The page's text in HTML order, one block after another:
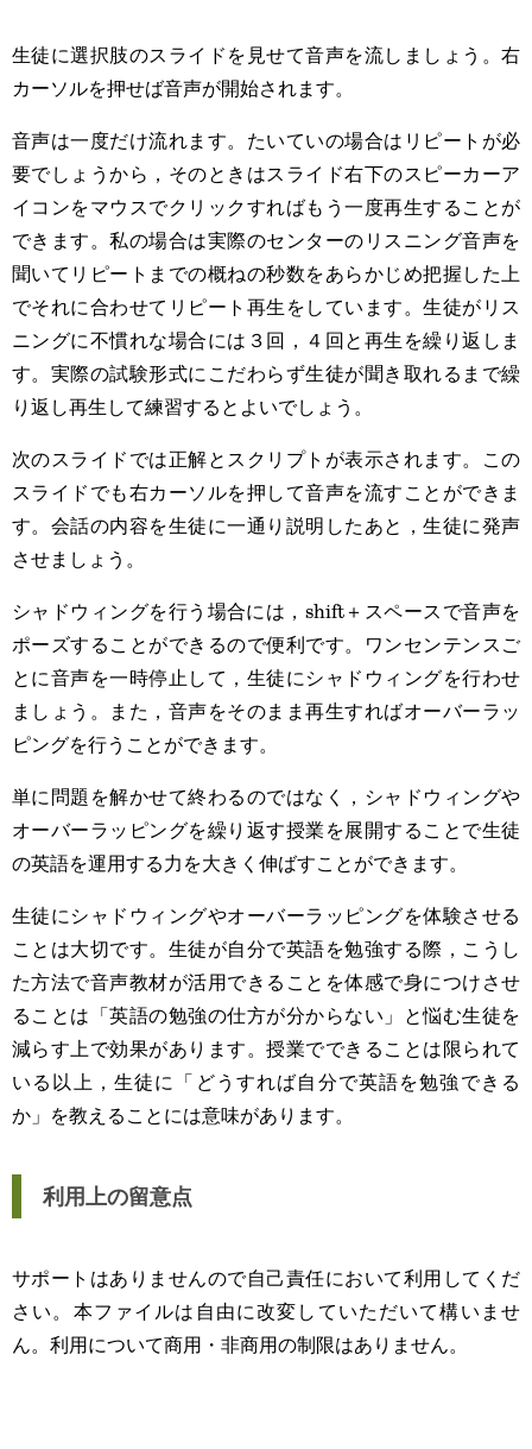
生徒に選択肢のスライドを見せて音声を流しましょう。右
カーソルを押せば音声が開始されます。
音声は一度だけ流れます。たいていの場合はリピートが必
要でしょうから，そのときはスライド右下のスピーカーア
イコンをマウスでクリックすればもう一度再生することが
できます。私の場合は実際のセンターのリスニング音声を
聞いてリピートまでの概ねの秒数をあらかじめ把握した上
でそれに合わせてリピート再生をしています。生徒がリス
ニングに不慣れな場合には３回，４回と再生を繰り返しま
す。実際の試験形式にこだわらず生徒が聞き取れるまで繰
り返し再生して練習するとよいでしょう。
次のスライドでは正解とスクリプトが表示されます。この
スライドでも右カーソルを押して音声を流すことができま
す。会話の内容を生徒に一通り説明したあと，生徒に発声
させましょう。
シャドウィングを行う場合には，shift＋スペースで音声を
ポーズすることができるので便利です。ワンセンテンスご
とに音声を一時停止して，生徒にシャドウィングを行わせ
ましょう。また，音声をそのまま再生すればオーバーラッ
ピングを行うことができます。
単に問題を解かせて終わるのではなく，シャドウィングや
オーバーラッピングを繰り返す授業を展開することで生徒
の英語を運用する力を大きく伸ばすことができます。
生徒にシャドウィングやオーバーラッピングを体験させる
ことは大切です。生徒が自分で英語を勉強する際，こうし
た方法で音声教材が活用できることを体感で身につけさせ
ることは「英語の勉強の仕方が分からない」と悩む生徒を
減らす上で効果があります。授業でできることは限られて
いる以上，生徒に「どうすれば自分で英語を勉強できる
か」を教えることには意味があります。
利用上の留意点
サポートはありませんので自己責任において利用してくだ
さい。本ファイルは自由に改変していただいて構いませ
ん。利用について商用・非商用の制限はありません。